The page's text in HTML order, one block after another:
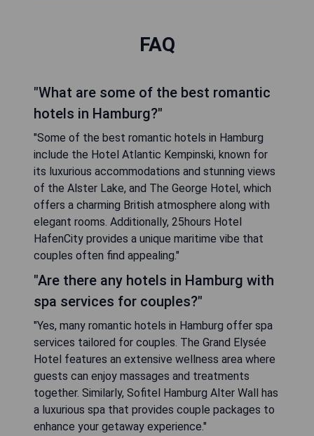
FAQ
"What are some of the best romantic
hotels in Hamburg?"
"Some of the best romantic hotels in Hamburg
include the Hotel Atlantic Kempinski, known for
its luxurious accommodations and stunning views
of the Alster Lake, and The George Hotel, which
offers a charming British atmosphere along with
elegant rooms. Additionally, 25hours Hotel
HafenCity provides a unique maritime vibe that
couples often find appealing."
"Are there any hotels in Hamburg with
spa services for couples?"
"Yes, many romantic hotels in Hamburg offer spa
services tailored for couples. The Grand Elysée
Hotel features an extensive wellness area where
guests can enjoy massages and treatments
together. Similarly, Sofitel Hamburg Alter Wall has
a luxurious spa that provides couple packages to
enhance your getaway experience."